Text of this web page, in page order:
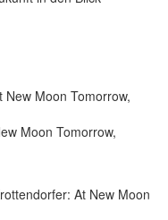
Moon Tomorrow,